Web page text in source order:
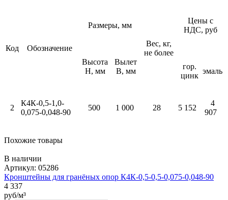
Код Обозначение
Размеры, мм
Вес, кг,
не более
Цены с
НДС, руб
Высота
H, мм
Вылет
B, мм
гор.
цинк
эмаль
2
К4К-0,5-1,0-
0,075-0,048-90
500 1 000 28 5 152
4
907
Похожие товары
В наличии
Артикул: 05286
Кронштейны для гранёных опор К4К-0,5-0,5-0,075-0,048-90
4 337
руб/м³